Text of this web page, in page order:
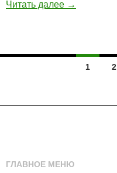
Читать далее →
записям
1 2
ГЛАВНОЕ МЕНЮ